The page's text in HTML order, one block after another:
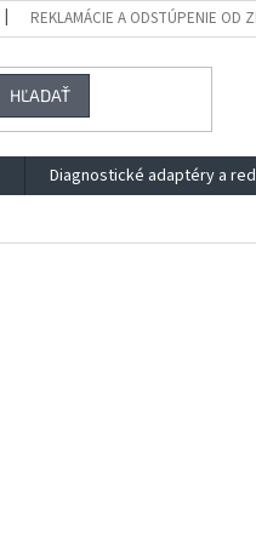
REKLAMÁCIE A ODSTÚPENIE OD
HĽADAŤ
Diagnostické adaptéry a